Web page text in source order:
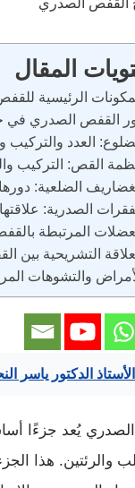
المقال
الرئيسية
القفص الصدري في
العدد والتركيب
القص: التركيب
الضلعية:
الصدرية:
المرتبطة
التشريحية بين
والتشوهات
الأستاذ الدكتور ياسر
يُعد جزءًا
والرئتين. هذا